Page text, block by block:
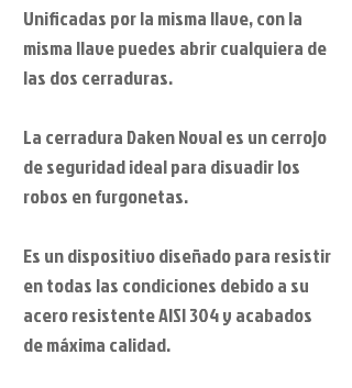
Unificadas por la misma llave, con la
misma llave puedes abrir cualquiera de
las dos cerraduras.
La cerradura Daken Noval es un cerrojo
de seguridad ideal para disuadir los
robos en furgonetas.
Es un dispositivo diseñado para resistir
en todas las condiciones debido a su
acero resistente AISI 304 y acabados
de máxima calidad.